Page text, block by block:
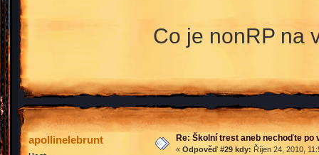
Co je nonRP na
apollinelebrunt Re: Školní trest aneb nechoďte po
« Odpověď #29 kdy: Říjen 24, 2010,